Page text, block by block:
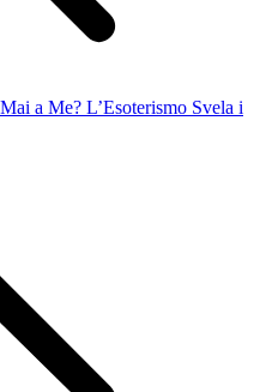
a Me? L’Esoterismo Svela i